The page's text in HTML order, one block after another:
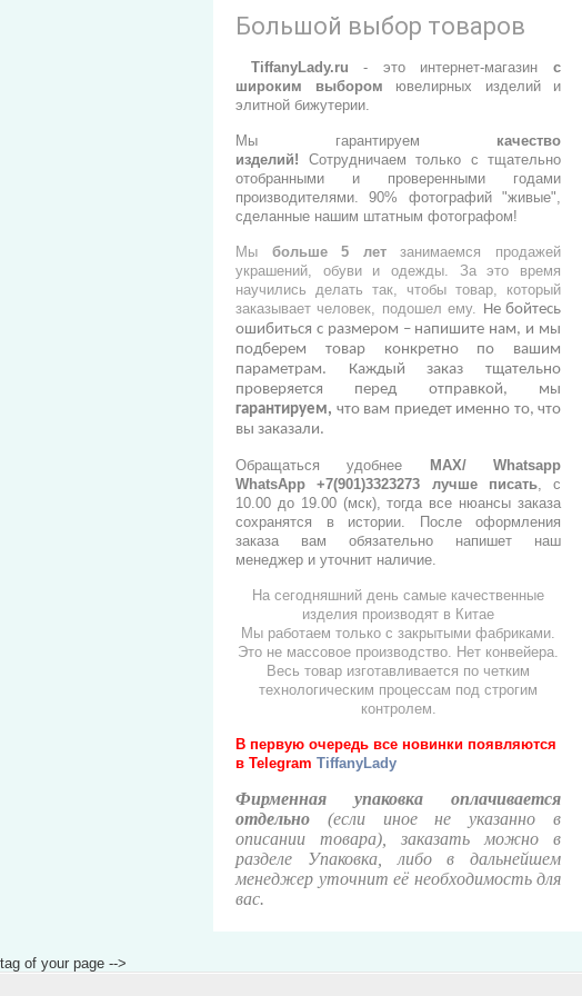
Большой выбор товаров
TiffanyLady.ru - это интернет-магазин
с
широким выбором ювелирных изделий и
элитной бижутерии.
Мы гарантируем качество
изделий! Сотрудничаем только с тщательно
отобранными и проверенными годами
производителями.90% фотографий "живые",
сделанные нашим штатным фотографом!
Мы больше 5 летзанимаемся продажей
украшений, обуви и одежды. За это время
научились делать так, чтобы товар, который
заказывает человек, подошел ему. Не бойтесь
ошибиться с размером – напишите нам, и мы
подберем товар конкретно по вашим
параметрам. Каждый заказ тщательно
проверяется перед отправкой, мы
гарантируем, что вам приедет именно то, что
вы заказали.
Обращаться удобнее МАХ/ Whatsapp
WhatsApp +7(901)3323273 лучше писать, с
10.00 до 19.00 (мск), тогда все нюансы заказа
сохранятся в истории. После оформления
заказа вам обязательно напишет наш
менеджер и уточнит наличие.
На сегодняшний день самые качественные
изделия производят в Китае
Мы работаем только с закрытыми фабриками.
Это не массовое производство. Нет конвейера.
Весь товар изготавливается по четким
технологическим процессам под строгим
контролем.
В первую очередь все новинки появляются
в Telegram TiffanyLady
Фирменная упаковка оплачивается
отдельно (если иное не указанно в
описании товара), заказать можно в
разделе Упаковка, либо в дальнейшем
менеджер уточнит её необходимость для
вас.
tag of your page -->